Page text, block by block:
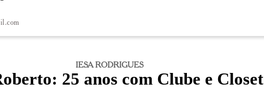
IESA RODRIGUES
25 anos com Clube e Closet